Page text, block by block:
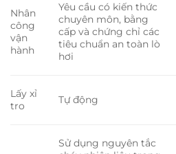
Nhân
công
vận
hành
Yêu cầu có kiến thức
chuyên môn, bằng
cấp và chứng chỉ các
tiêu chuẩn an toàn lò
hơi
Lấy xỉ
tro
Tự động
Sử dụng nguyên tắc